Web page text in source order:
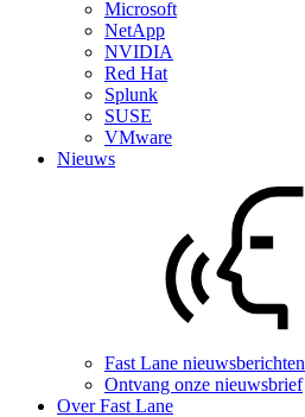
Microsoft
NetApp
NVIDIA
Red Hat
Splunk
SUSE
VMware
Nieuws
Fast Lane nieuwsberichten
Ontvang onze nieuwsbrief
Over Fast Lane